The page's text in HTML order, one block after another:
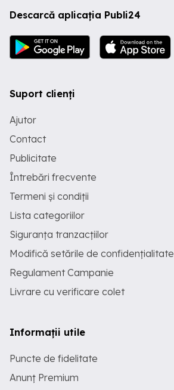
Descarcă aplicația Publi24
Suport clienți
Ajutor
Contact
Publicitate
Întrebări frecvente
Termeni și condiții
Lista categoriilor
Siguranța tranzacțiilor
Modifică setările de confidențialitate
Regulament Campanie
Livrare cu verificare colet
Informații utile
Puncte de fidelitate
Anunț Premium